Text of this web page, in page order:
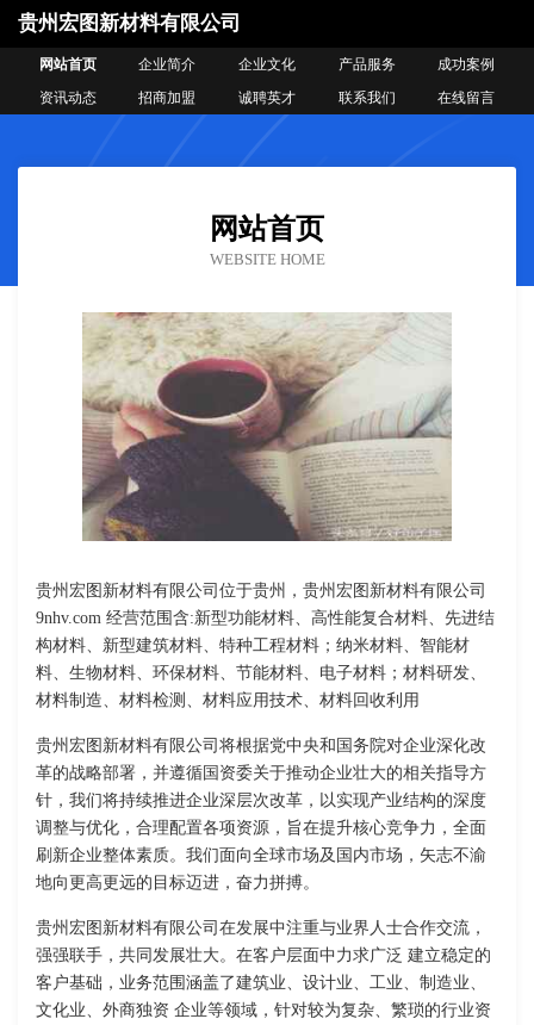
贵州宏图新材料有限公司
网站首页 企业简介 企业文化 产品服务
成功案例
资讯动态
招商加盟 诚聘英才 联系我们 在线留言
网站首页
WEBSITE HOME
贵州宏图新材料有限公司位于贵州，贵州宏图新材料有限公司
9nhv.com 经营范围含:新型功能材料、高性能复合材料、先进结
构材料、新型建筑材料、特种工程材料；纳米材料、智能材
料、生物材料、环保材料、节能材料、电子材料；材料研发、
材料制造、材料检测、材料应用技术、材料回收利用
贵州宏图新材料有限公司将根据党中央和国务院对企业深化改
革的战略部署，并遵循国资委关于推动企业壮大的相关指导方
针，我们将持续推进企业深层次改革，以实现产业结构的深度
调整与优化，合理配置各项资源，旨在提升核心竞争力，全面
刷新企业整体素质。我们面向全球市场及国内市场，矢志不渝
地向更高更远的目标迈进，奋力拼搏。
贵州宏图新材料有限公司在发展中注重与业界人士合作交流，
强强联手，共同发展壮大。在客户层面中力求广泛 建立稳定的
客户基础，业务范围涵盖了建筑业、设计业、工业、制造业、
文化业、外商独资 企业等领域，针对较为复杂、繁琐的行业资